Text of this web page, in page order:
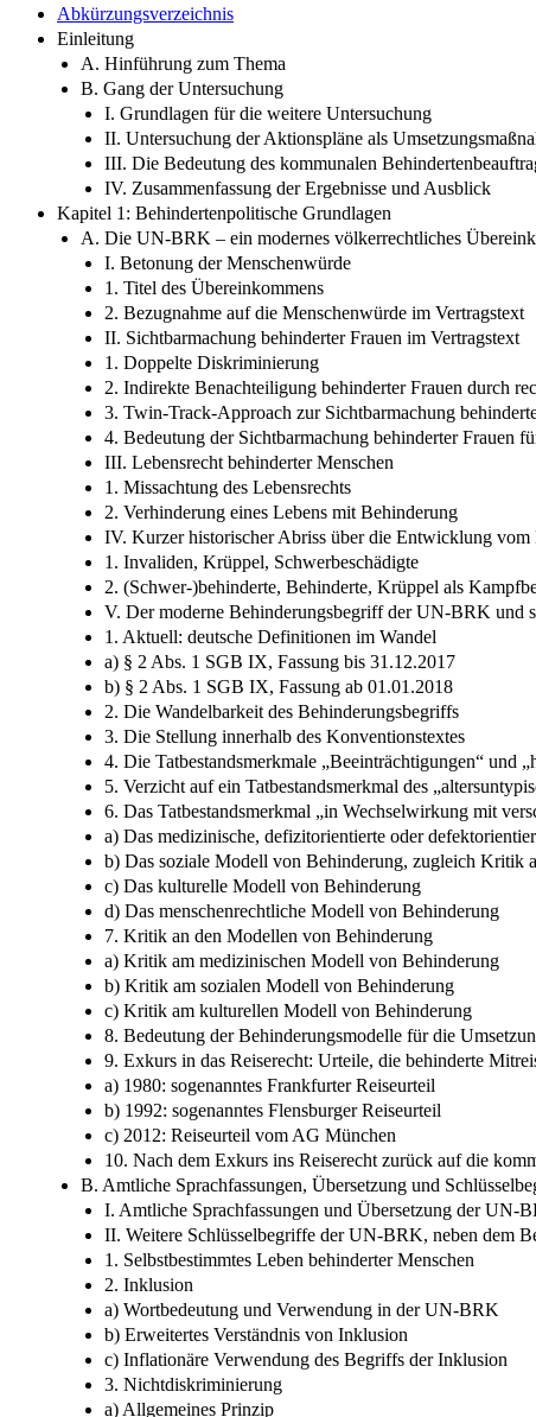
Abkürzungsverzeichnis
Einleitung
A. Hinführung zum Thema
B. Gang der Untersuchung
I. Grundlagen für die weitere Untersuchung
II. Untersuchung der Aktionspläne als
III. Die Bedeutung des kommunalen
IV. Zusammenfassung der Ergebnisse und Ausblick
Kapitel 1: Behindertenpolitische Grundlagen
A. Die UN-BRK – ein modernes völkerrechtliches
I. Betonung der Menschenwürde
1. Titel des Übereinkommens
2. Bezugnahme auf die Menschenwürde im Vertragstext
II. Sichtbarmachung behinderter Frauen im Vertragstext
1. Doppelte Diskriminierung
2. Indirekte Benachteiligung behinderter Frauen durch
3. Twin-Track-Approach zur Sichtbarmachung
4. Bedeutung der Sichtbarmachung behinderter Frauen
III. Lebensrecht behinderter Menschen
1. Missachtung des Lebensrechts
2. Verhinderung eines Lebens mit Behinderung
IV. Kurzer historischer Abriss über die Entwicklung
1. Invaliden, Krüppel, Schwerbeschädigte
2. (Schwer-)behinderte, Behinderte, Krüppel als
V. Der moderne Behinderungsbegriff der UN-BRK und
1. Aktuell: deutsche Definitionen im Wandel
a) § 2 Abs. 1 SGB IX, Fassung bis 31.12.2017
b) § 2 Abs. 1 SGB IX, Fassung ab 01.01.2018
2. Die Wandelbarkeit des Behinderungsbegriffs
3. Die Stellung innerhalb des Konventionstextes
4. Die Tatbestandsmerkmale „Beeinträchtigungen“ und
5. Verzicht auf ein Tatbestandsmerkmal des
6. Das Tatbestandsmerkmal „in Wechselwirkung mit
a) Das medizinische, defizitorientierte oder
b) Das soziale Modell von Behinderung, zugleich Kritik
c) Das kulturelle Modell von Behinderung
d) Das menschenrechtliche Modell von Behinderung
7. Kritik an den Modellen von Behinderung
a) Kritik am medizinischen Modell von Behinderung
b) Kritik am sozialen Modell von Behinderung
c) Kritik am kulturellen Modell von Behinderung
8. Bedeutung der Behinderungsmodelle für die
9. Exkurs in das Reiserecht: Urteile, die behinderte
a) 1980: sogenanntes Frankfurter Reiseurteil
b) 1992: sogenanntes Flensburger Reiseurteil
c) 2012: Reiseurteil vom AG München
10. Nach dem Exkurs ins Reiserecht zurück auf die
B. Amtliche Sprachfassungen, Übersetzung und
I. Amtliche Sprachfassungen und Übersetzung der UN-
II. Weitere Schlüsselbegriffe der UN-BRK, neben dem
1. Selbstbestimmtes Leben behinderter Menschen
2. Inklusion
a) Wortbedeutung und Verwendung in der UN-BRK
b) Erweitertes Verständnis von Inklusion
c) Inflationäre Verwendung des Begriffs der Inklusion
3. Nichtdiskriminierung
a) Allgemeines Prinzip